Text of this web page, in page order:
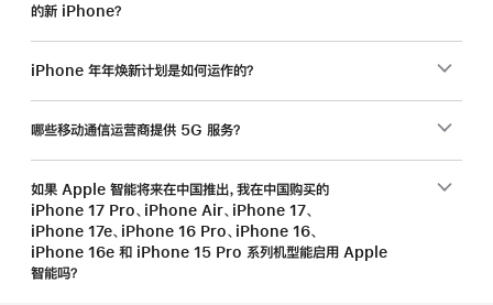
的新 iPhone？
iPhone 年年焕新计划是如何运作的？
哪些移动通信运营商提供 5G 服务？
如果 Apple 智能将来在中国推出，我在中国购买的
iPhone 17 Pro、iPhone Air、iPhone 17、
iPhone 17e、iPhone 16 Pro、iPhone 16、
iPhone 16e 和 iPhone 15 Pro 系列机型能启用 Apple
智能吗？